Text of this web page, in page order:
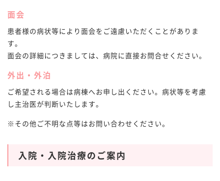
面会
患者様の病状等により面会をご遠慮いただくことがありま
す。
面会の詳細につきましては、病院に直接お問合せください。
外出・外泊
ご希望される場合は病棟へお申し出ください。病状等を考慮
し主治医が判断いたします。
※その他ご不明な点等はお問い合わせください。
入院・入院治療のご案内